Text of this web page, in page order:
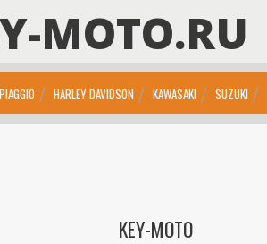
MOTO.RU
PIAGGIO HARLEY DAVIDSON KAWASAKI SUZUKI
KEY-MOTO